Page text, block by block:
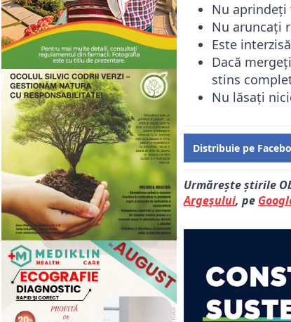
Nu aprindeți
Nu aruncați
Este
Dacă
stins
Nu lăsați
Distribuie pe
Urmărește știrile
Argeșului, pe